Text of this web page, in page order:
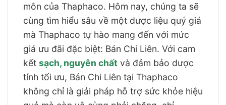
môn của Thaphaco. Hôm nay, chúng ta sẽ
cùng tìm hiểu sâu về một dược liệu quý giá
mà Thaphaco tự hào mang đến với mức
giá ưu đãi đặc biệt: Bán Chi Liên. Với cam
kết sạch, nguyên chất và đảm bảo dược
tính tối ưu, Bán Chi Liên tại Thaphaco
không chỉ là giải pháp hỗ trợ sức khỏe hiệu